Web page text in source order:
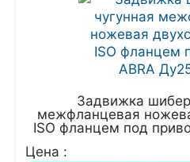
Задвижка
межфланцевая
ISO фланцем под
Цена :